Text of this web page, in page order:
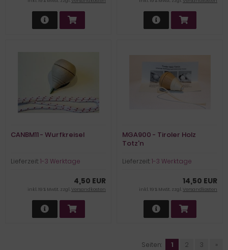
CANBM11 - Wurfkreisel
Lieferzeit:1-3 Werktage
4,50 EUR
inkl. 19 % MwSt. zzgl.Versandkosten
MGA900 - Tiroler Holz
Totz'n
Lieferzeit:1-3 Werktage
14,50 EUR
inkl. 19 % MwSt. zzgl.Versandkosten
Seiten: 1 2 3 »